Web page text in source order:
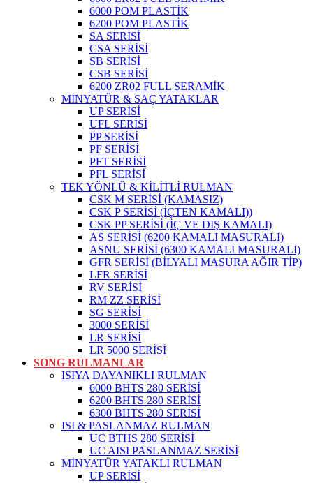
6000 POM PLASTİK
6200 POM PLASTİK
SA SERİSİ
CSA SERİSİ
SB SERİSİ
CSB SERİSİ
6200 ZR02 FULL SERAMİK
MİNYATÜR & SAÇ YATAKLAR
UP SERİSİ
UFL SERİSİ
PP SERİSİ
PF SERİSİ
PFT SERİSİ
PFL SERİSİ
TEK YÖNLÜ & KİLİTLİ RULMAN
CSK M SERİSİ (KAMASIZ)
CSK P SERİSİ (İÇTEN KAMALI))
CSK PP SERİSİ (İÇ VE DIŞ KAMALI)
AS SERİSİ (6200 KAMALI MASURALI)
ASNU SERİSİ (6300 KAMALI MASURALI)
GFR SERİSİ (BİLYALI MASURA AĞIR TİP)
LFR SERİSİ
RV SERİSİ
RM ZZ SERİSİ
SG SERİSİ
3000 SERİSİ
LR SERİSİ
LR 5000 SERİSİ
SONG RULMANLAR
ISIYA DAYANIKLI RULMAN
6000 BHTS 280 SERİSİ
6200 BHTS 280 SERİSİ
6300 BHTS 280 SERİSİ
ISI & PASLANMAZ RULMAN
UC BTHS 280 SERİSİ
UC AISI PASLANMAZ SERİSİ
MİNYATÜR YATAKLI RULMAN
UP SERİSİ